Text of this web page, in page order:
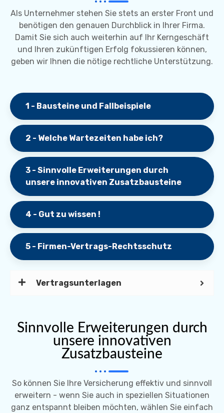
Als Unternehmer stehen Sie stets an erster Front und
benötigen den genauen Durchblick in Ihrer Firma.
Damit Sie sich auch weiterhin auf Ihr Kerngeschäft
und Ihren zukünftigen Erfolg fokussieren können,
geben wir Ihnen die nötige rechtliche Unterstützung.
1 - Bausteine und Fallbeispiele
2 - Welche Wartezeiten habe ich?
3 - Sinnvolle Erweiterungen durch
unsere innovativen Zusatzbausteine
4 - Gut zu wissen !
5 - Firmen-Vertrags-Rechtsschutz
Vertragsunterlagen
Sinnvolle Erweiterungen durch
unsere innovativen
Zusatzbausteine
So können Sie Ihre Versicherung effektiv und sinnvoll
erweitern - wenn Sie auch in speziellen Situationen
ganz entspannt bleiben möchten, wählen Sie einfach